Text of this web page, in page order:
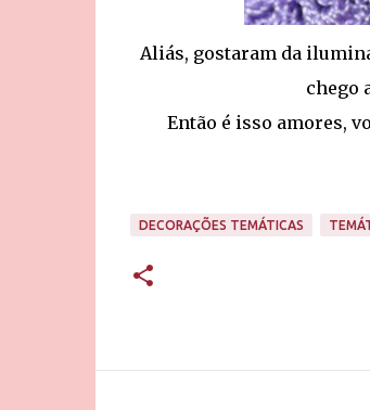
Aliás, gostaram da
chego
Então é isso amores,
DECORAÇÕES TEMÁTICAS